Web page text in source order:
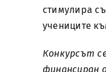
стимулира
учениците
Конкурсът
финансиран